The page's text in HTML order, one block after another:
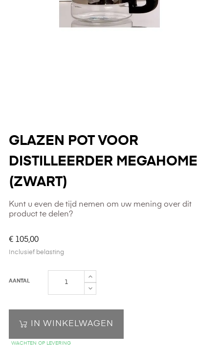
GLAZEN POT VOOR
DISTILLEERDER MEGAHOME
(ZWART)
Kunt u even de tijd nemen om uw mening over dit
product te delen?
€ 105,00
Inclusief belasting
AANTAL
IN WINKELWAGEN
WACHTEN OP LEVERING